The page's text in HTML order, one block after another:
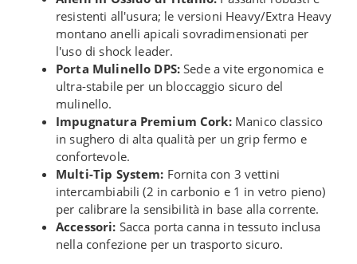
resistenti all'usura; le versioni Heavy/Extra Heavy
montano anelli apicali sovradimensionati per
l'uso di shock leader.
Porta Mulinello DPS: Sede a vite ergonomica e
ultra-stabile per un bloccaggio sicuro del
mulinello.
Impugnatura Premium Cork:Manico classico
in sughero di alta qualità per un grip fermo e
confortevole.
Multi-Tip System: Fornita con 3 vettini
intercambiabili (2 in carbonio e 1 in vetro pieno)
per calibrare la sensibilità in base alla corrente.
Accessori: Sacca porta canna in tessuto inclusa
nella confezione per un trasporto sicuro.